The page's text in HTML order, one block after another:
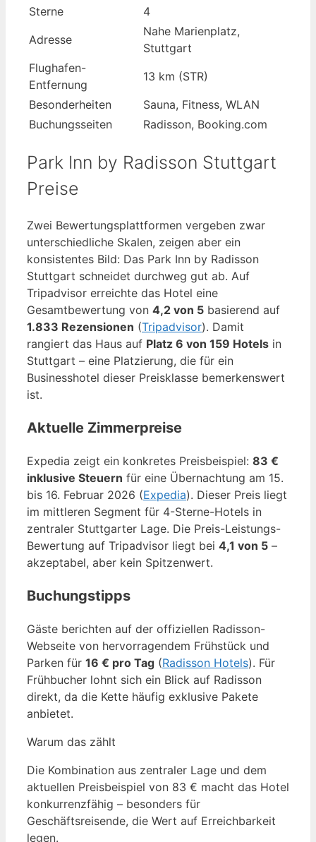
Sterne
4
Adresse
Nahe Marienplatz,
Stuttgart
Flughafen-
Entfernung
13 km (STR)
Besonderheiten
Sauna, Fitness, WLAN
Buchungsseiten
Radisson, Booking.com
Park Inn by Radisson Stuttgart
Preise
Zwei Bewertungsplattformen vergeben zwar
unterschiedliche Skalen, zeigen aber ein
konsistentes Bild: Das Park Inn by Radisson
Stuttgart schneidet durchweg gut ab. Auf
Tripadvisor erreichte das Hotel eine
Gesamtbewertung von 4,2 von 5 basierend auf
1.833 Rezensionen (Tripadvisor). Damit
rangiert das Haus auf Platz 6 von 159 Hotels in
Stuttgart – eine Platzierung, die für ein
Businesshotel dieser Preisklasse bemerkenswert
ist.
Aktuelle Zimmerpreise
Expedia zeigt ein konkretes Preisbeispiel: 83 €
inklusive Steuern für eine Übernachtung am 15.
bis 16. Februar 2026 (Expedia). Dieser Preis liegt
im mittleren Segment für 4-Sterne-Hotels in
zentraler Stuttgarter Lage. Die Preis-Leistungs-
Bewertung auf Tripadvisor liegt bei 4,1 von 5 –
akzeptabel, aber kein Spitzenwert.
Buchungstipps
Gäste berichten auf der offiziellen Radisson-
Webseite von hervorragendem Frühstück und
Parken für 16 € pro Tag (Radisson Hotels). Für
Frühbucher lohnt sich ein Blick auf Radisson
direkt, da die Kette häufig exklusive Pakete
anbietet.
Warum das zählt
Die Kombination aus zentraler Lage und dem
aktuellen Preisbeispiel von 83 € macht das Hotel
konkurrenzfähig – besonders für
Geschäftsreisende, die Wert auf Erreichbarkeit
legen.